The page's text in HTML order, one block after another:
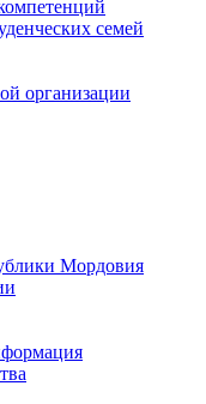
семей
организации
Мордовия